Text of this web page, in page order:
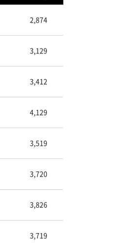
2,874
3,129
3,412
4,129
3,519
3,720
3,826
3,719